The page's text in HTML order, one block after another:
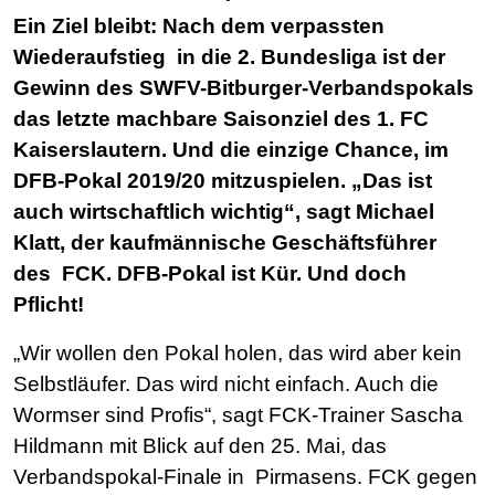
Ein Ziel bleibt: Nach dem verpassten
Wiederaufstieg in die 2. Bundesliga ist der
Gewinn des SWFV-Bitburger-Verbandspokals
das letzte machbare Saisonziel des 1. FC
Kaiserslautern. Und die einzige Chance, im
DFB-Pokal 2019/20 mitzuspielen. „Das ist
auch wirtschaftlich wichtig“, sagt Michael
Klatt, der kaufmännische Geschäftsführer
des FCK. DFB-Pokal ist Kür. Und doch
Pflicht!
„Wir wollen den Pokal holen, das wird aber kein
Selbstläufer. Das wird nicht einfach. Auch die
Wormser sind Profis“, sagt FCK-Trainer Sascha
Hildmann mit Blick auf den 25. Mai, das
Verbandspokal-Finale in Pirmasens. FCK gegen